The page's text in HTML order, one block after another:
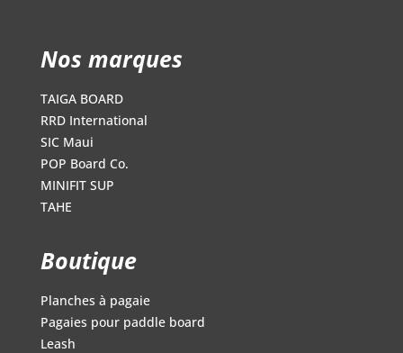
Nos marques
TAIGA BOARD
RRD International
SIC Maui
POP Board Co.
MINIFIT SUP
TAHE
Boutique
Planches à pagaie
Pagaies pour paddle board
Leash